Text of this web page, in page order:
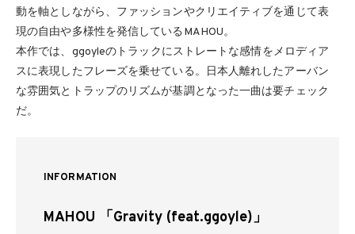
動を軸としながら、ファッションやクリエイティブを通じて表
現の自由や多様性を発信しているMAHOU。
本作では、ggoyleのトラックにストレートな感情をメロディア
スに表現したフレーズを乗せている。日本人離れしたアーバン
な雰囲気とトラップのリズムが基調となった一曲は要チェック
だ。
INFORMATION
MAHOU 「Gravity (feat.ggoyle)」